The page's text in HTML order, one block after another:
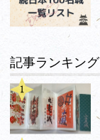
記事ランキング